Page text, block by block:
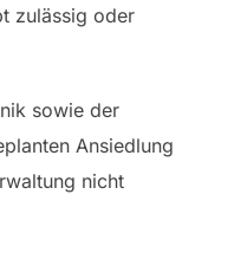
zulässig oder
sowie der
Ansiedlung
nicht